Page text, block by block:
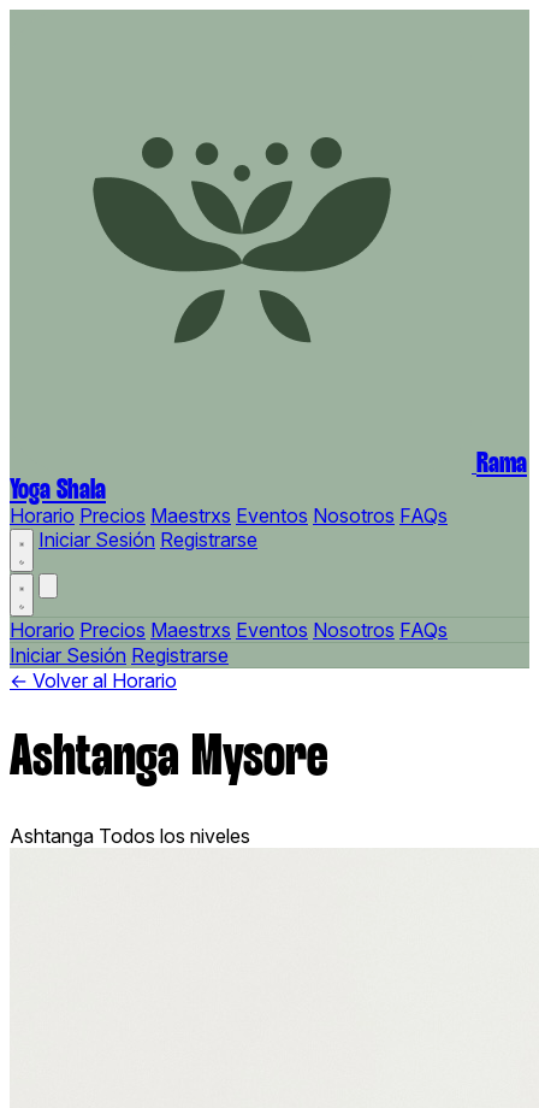
Rama
Yoga Shala
Horario Precios Maestrxs Eventos Nosotros FAQs
Iniciar Sesión Registrarse
Horario Precios Maestrxs Eventos Nosotros FAQs
Iniciar Sesión Registrarse
← Volver al Horario
Ashtanga Mysore
Ashtanga Todos los niveles